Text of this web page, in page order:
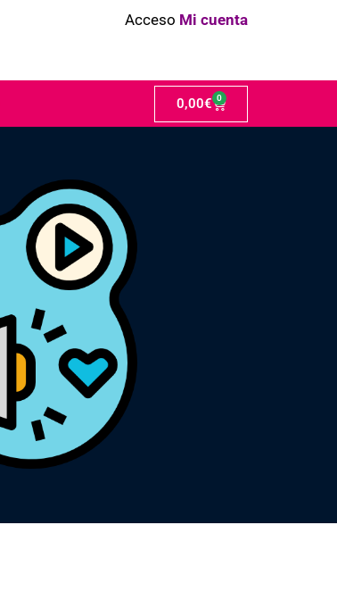
Acceso Mi cuenta
0,00€ 0